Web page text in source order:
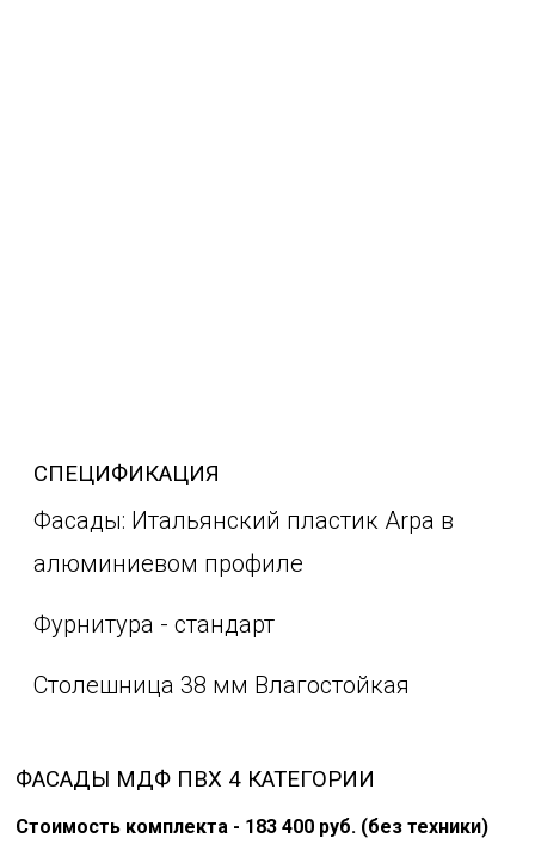
СПЕЦИФИКАЦИЯ
Фасады: Итальянский пластик Arpa в
алюминиевом профиле
Фурнитура - стандарт
Столешница 38 мм Влагостойкая
ФАСАДЫ МДФ ПВХ 4 КАТЕГОРИИ
Стоимость комплекта - 183 400 руб. (без техники)